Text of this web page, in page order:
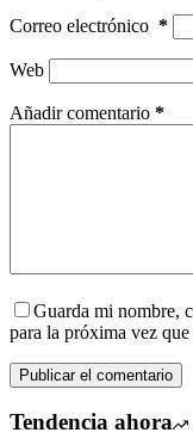
Correo electrónico *
Web
Añadir comentario *
Guarda mi nombre,
para la próxima vez que
Publicar el comentario
Tendencia ahora